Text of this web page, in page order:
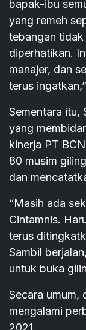
bapak-ibu
yang remeh
tebangan
diperhatikan.
manajer, dan
terus
Sementara itu,
yang
kinerja PT
80 musim
dan
“Masih ada
Cintamnis.
terus
Sambil
untuk buka
Secara umum,
mengalami
2021.